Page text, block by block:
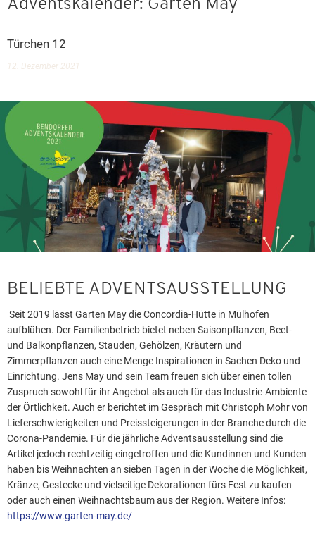
Adventskalender: Garten May
Türchen 12
12. Dezember 2021
BELIEBTE ADVENTSAUSSTELLUNG
Seit 2019 lässt Garten May die Concordia-Hütte in Mülhofen
aufblühen. Der Familienbetrieb bietet neben Saisonpflanzen, Beet-
und Balkonpflanzen, Stauden, Gehölzen, Kräutern und
Zimmerpflanzen auch eine Menge Inspirationen in Sachen Deko und
Einrichtung. Jens May und sein Team freuen sich über einen tollen
Zuspruch sowohl für ihr Angebot als auch für das Industrie-Ambiente
der Örtlichkeit. Auch er berichtet im Gespräch mit Christoph Mohr von
Lieferschwierigkeiten und Preissteigerungen in der Branche durch die
Corona-Pandemie. Für die jährliche Adventsausstellung sind die
Artikel jedoch rechtzeitig eingetroffen und die Kundinnen und Kunden
haben bis Weihnachten an sieben Tagen in der Woche die Möglichkeit,
Kränze, Gestecke und vielseitige Dekorationen fürs Fest zu kaufen
oder auch einen Weihnachtsbaum aus der Region. Weitere Infos:
https://www.garten-may.de/